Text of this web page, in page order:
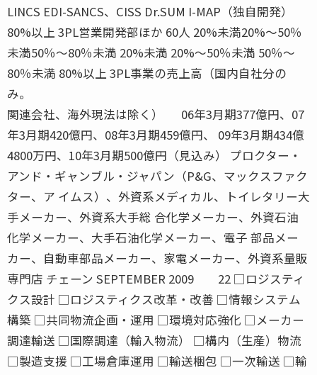
LINCS EDI-SANCS、CISS Dr.SUM I-MAP（独自開発）
80%以上 3PL営業開発部ほか 60人 20%未満20%〜50％
未満50％〜80％未満 20%未満 20%〜50％未満 50％〜
80％未満 80%以上 3PL事業の売上高（国内自社分の
み。
関連会社、海外現法は除く） 06年3月期377億円、07
年3月期420億円、08年3月期459億円、 09年3月期434億
4800万円、10年3月期500億円（見込み） プロクター・
アンド・ギャンブル・ジャパン（P&G、マックスファク
ター、ア イムス）、外資系メディカル、トイレタリー大
手メーカー、外資系大手総 合化学メーカー、外資石油
化学メーカー、大手石油化学メーカー、電子 部品メー
カー、自動車部品メーカー、家電メーカー、外資系量販
専門店 チェーン SEPTEMBER 2009 22 □ロジスティ
クス設計 □ロジスティクス改革・改善 □情報システム
構築 □共同物流企画・運用 □環境対応強化 □メーカー
調達輸送 □国際調達（輸入物流） □構内（生産）物流
□製造支援 □工場倉庫運用 □輸送梱包 □一次輸送 □輸